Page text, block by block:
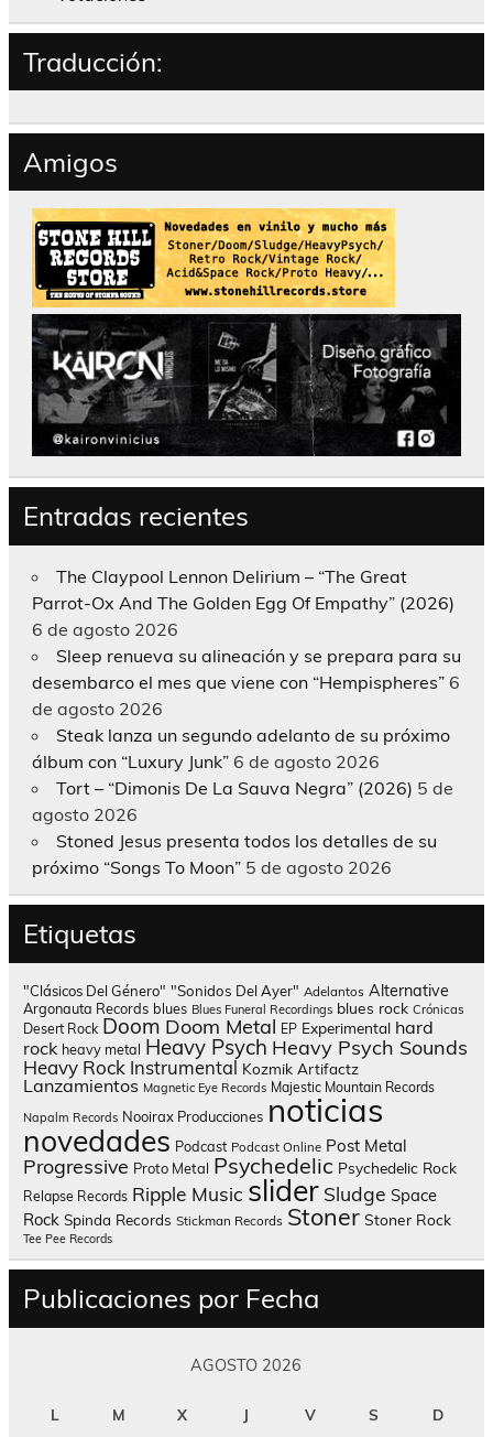
Traducción:
Amigos
Entradas recientes
The Claypool Lennon Delirium – “The Great
Parrot-Ox And The Golden Egg Of Empathy” (2026)
6 de agosto 2026
Sleep renueva su alineación y se prepara para su
desembarco el mes que viene con “Hempispheres” 6
de agosto 2026
Steak lanza un segundo adelanto de su próximo
álbum con “Luxury Junk” 6 de agosto 2026
Tort – “Dimonis De La Sauva Negra” (2026) 5 de
agosto 2026
Stoned Jesus presenta todos los detalles de su
próximo “Songs To Moon” 5 de agosto 2026
Etiquetas
"Clásicos Del Género" "Sonidos Del Ayer" Adelantos Alternative
Argonauta Records blues Blues Funeral Recordings blues rock Crónicas
Desert Rock Doom Doom Metal EP Experimental hard
rock heavy metal Heavy Psych Heavy Psych Sounds
Heavy Rock Instrumental Kozmik Artifactz
Lanzamientos Magnetic Eye Records Majestic Mountain Records
Napalm Records Nooirax Producciones noticias
novedades Podcast Podcast Online Post Metal
Progressive Proto Metal Psychedelic Psychedelic Rock
Relapse Records Ripple Music slider Sludge Space
Rock Spinda Records Stickman Records Stoner Stoner Rock
Tee Pee Records
Publicaciones por Fecha
AGOSTO 2026
L M X J V S D